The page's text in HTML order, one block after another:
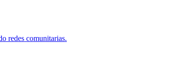
redes comunitarias.